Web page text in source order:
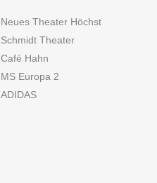
Neues Theater Höchst
Schmidt Theater
Café Hahn
MS Europa 2
ADIDAS